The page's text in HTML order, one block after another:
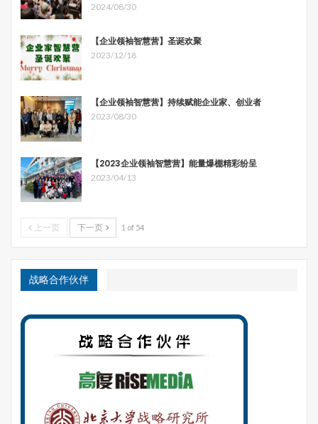
2024/08/30
【企业领袖智慧营】圣诞欢聚
2023/12/18
【企业领袖智慧营】持续赋能企业家、创业者
2023/08/30
【2023企业领袖智慧营】能量爆棚精彩纷呈
2023/04/13
上一页 下一页 1 of 54
战略合作伙伴